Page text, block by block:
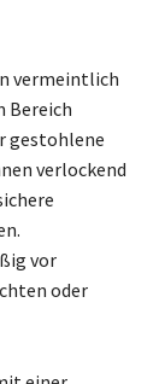
vermeintlich
Bereich
gestohlene
verlockend
vor
oder